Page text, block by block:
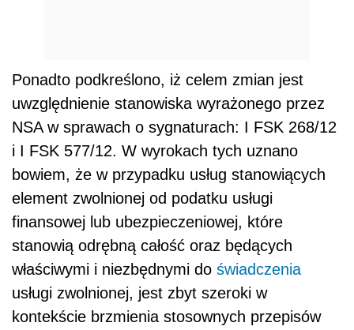
Ponadto podkreślono, iż celem zmian jest
uwzględnienie stanowiska wyrażonego przez
NSA w sprawach o sygnaturach: I FSK 268/12
i I FSK 577/12. W wyrokach tych uznano
bowiem, że w przypadku usług stanowiących
element zwolnionej od podatku usługi
finansowej lub ubezpieczeniowej, które
stanowią odrębną całość oraz będących
właściwymi i niezbędnymi do świadczenia
usługi zwolnionej, jest zbyt szeroki w
kontekście brzmienia stosownych przepisów